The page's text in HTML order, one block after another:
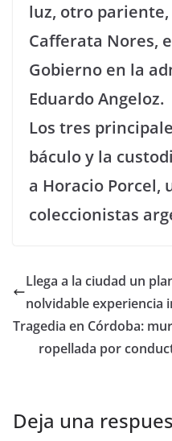
luz, otro pariente,
Cafferata Nores,
Gobierno en la
Eduardo Angeloz.
Los tres
báculo y la
a Horacio Porcel,
coleccionistas
Llega a la ciudad un
nolvidable experiencia
Tragedia en Córdoba:
ropellada por
Deja una